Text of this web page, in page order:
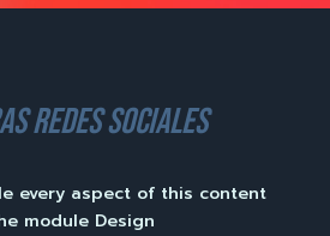
redes sociales
every aspect of this content
module Design